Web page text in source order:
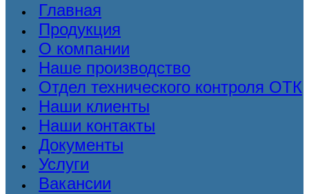
Главная
Продукция
О компании
Наше производство
Отдел технического контроля ОТК
Наши клиенты
Наши контакты
Документы
Услуги
Вакансии